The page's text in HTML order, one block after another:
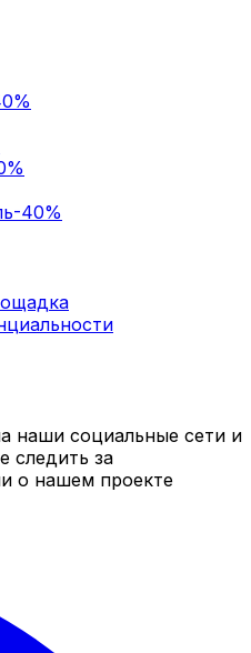
-40%
наши социальные сети и
следить за
о нашем проекте